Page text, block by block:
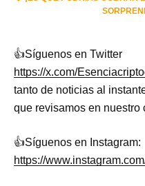
👍Síguenos en Twitter
https://x.com/
tanto de noticias al
que revisamos en nuestro
👍Síguenos en Instagram:
https://